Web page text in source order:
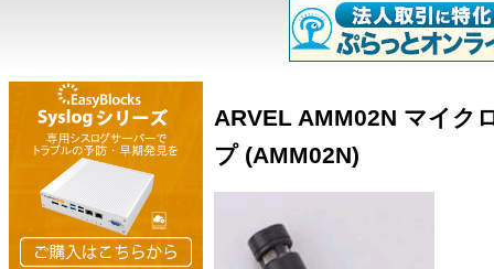
ARVEL AMM02N マイク
プ (AMM02N)